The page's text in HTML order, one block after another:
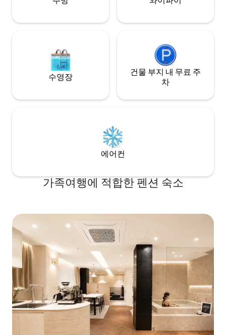
11시 - 부모님 동반없는 미성년자 숙박불가
쉴곳을 찾는 모임분들 복잡한 일상
수영장
건물 부지 내 무료 주
차
에어컨
가족여행에 적합한 펜션 숙소